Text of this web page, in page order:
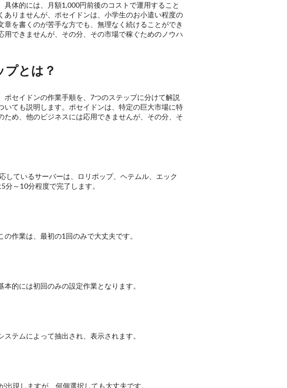
体的には、月額1,000円前後のコストで運用すること
りませんが、ポセイドンは、小学生のお小遣い程度の
を書くのが苦手な方でも、無理なく続けることができ
できませんが、その分、その市場で稼ぐためのノウハ
プとは？
セイドンの作業手順を、7つのステップに分けて解説
ても説明します。ポセイドンは、特定の巨大市場に特
め、他のビジネスには応用できませんが、その分、そ
しているサーバーは、ロリポップ、ヘテムル、エック
～10分程度で完了します。
作業は、最初の1回のみで大丈夫です。
的には初回のみの設定作業となります。
テムによって抽出され、表示されます。
現しますが、何個選択しても大丈夫です。